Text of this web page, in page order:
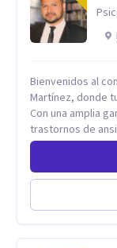
Bienvenidos al
Martínez, donde
Con una amplia
trastornos de
emocionales,
tratamiento para
consultorio,
tratamientos
específicas: